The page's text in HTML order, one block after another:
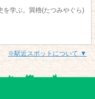
を学ぶ。巽櫓(たつみやぐら)
※駅近スポットについて ▼